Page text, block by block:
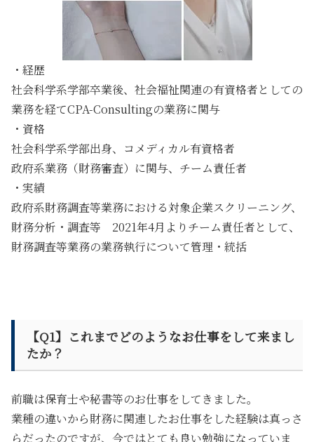
・経歴
社会科学系学部卒業後、社会福祉関連の有資格者としての
業務を経てCPA-Consultingの業務に関与
・資格
社会科学系学部出身、コメディカル有資格者
​政府系業務（財務審査）に関与、チーム責任者
・実績
政府系財務調査等業務における対象企業スクリーニング、
財務分析・調査等 ​2021年4月よりチーム責任者として、
財務調査等業務の業務執行について管理・統括
【Q1】これまでどのようなお仕事をして来まし
たか？
前職は保育士や秘書等のお仕事をしてきました。
業種の違いから財務に関連したお仕事をした経験は真っさ
らだったのですが、今ではとても良い勉強になっていま